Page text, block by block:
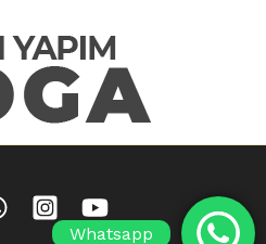
Whatsapp